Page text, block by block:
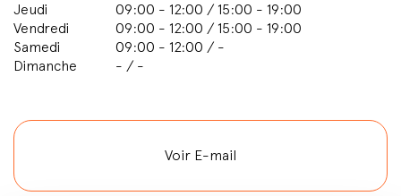
Jeudi
09:00 - 12:00 / 15:00 - 19:00
Vendredi
09:00 - 12:00 / 15:00 - 19:00
Samedi
09:00 - 12:00 / -
Dimanche
- / -
Voir E-mail